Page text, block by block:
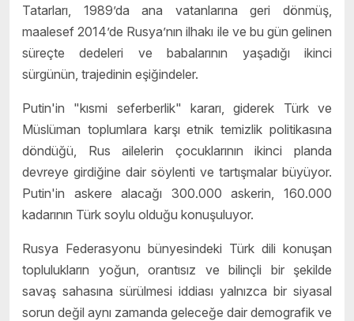
Tatarları, 1989’da ana vatanlarına geri dönmüş,
maalesef 2014’de Rusya’nın ilhakı ile ve bu gün gelinen
süreçte dedeleri ve babalarının yaşadığı ikinci
sürgünün, trajedinin eşiğindeler.
Putin'in "kısmi seferberlik" kararı, giderek Türk ve
Müslüman toplumlara karşı etnik temizlik politikasına
döndüğü, Rus ailelerin çocuklarının ikinci planda
devreye girdiğine dair söylenti ve tartışmalar büyüyor.
Putin'in askere alacağı 300.000 askerin, 160.000
kadarının Türk soylu olduğu konuşuluyor.
Rusya Federasyonu bünyesindeki Türk dili konuşan
toplulukların yoğun, orantısız ve bilinçli bir şekilde
savaş sahasına sürülmesi iddiası yalnızca bir siyasal
sorun değil aynı zamanda geleceğe dair demografik ve